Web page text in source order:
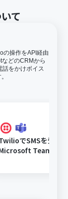
て
の操作をAPI経由
どのCRMから
話をかけボイス
でSMSを受信
Teamsに